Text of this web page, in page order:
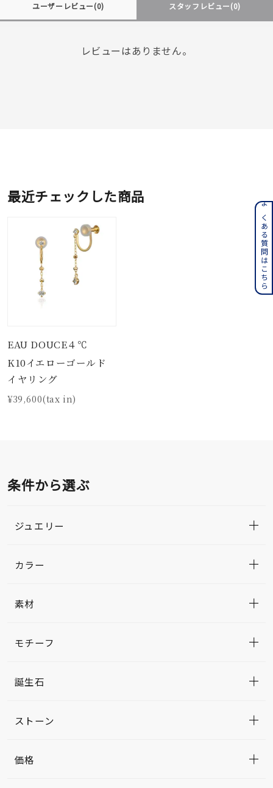
ユーザーレビュー(0) スタッフレビュー(0)
レビューはありません。
最近チェックした商品
EAU DOUCE４℃
K10イエローゴールド
イヤリング
¥39,600(tax in)
条件から選ぶ
ジュエリー
カラー
素材
モチーフ
誕生石
ストーン
価格
よくある質問はこちら